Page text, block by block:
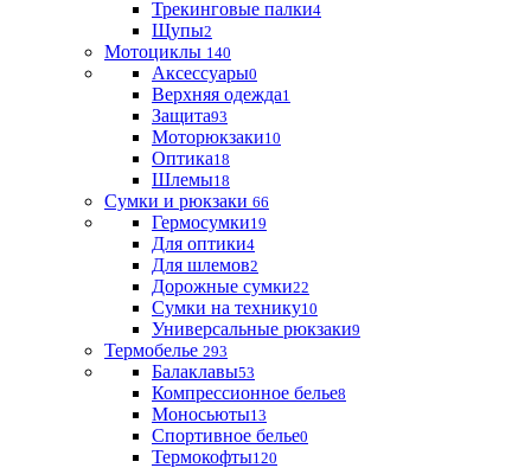
Трекинговые палки4
Щупы2
Мотоциклы 140
Аксессуары0
Верхняя одежда1
Защита93
Моторюкзаки10
Оптика18
Шлемы18
Сумки и рюкзаки 66
Гермосумки19
Для оптики4
Для шлемов2
Дорожные сумки22
Сумки на технику10
Универсальные рюкзаки9
Термобелье 293
Балаклавы53
Компрессионное белье8
Моносьюты13
Спортивное белье0
Термокофты120